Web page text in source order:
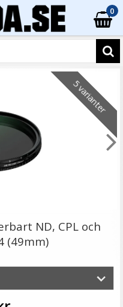
0
5 varianter
ND, CPL och
(49mm)